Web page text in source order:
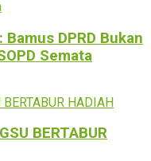
DPRD Bukan
Semata
BERTABUR